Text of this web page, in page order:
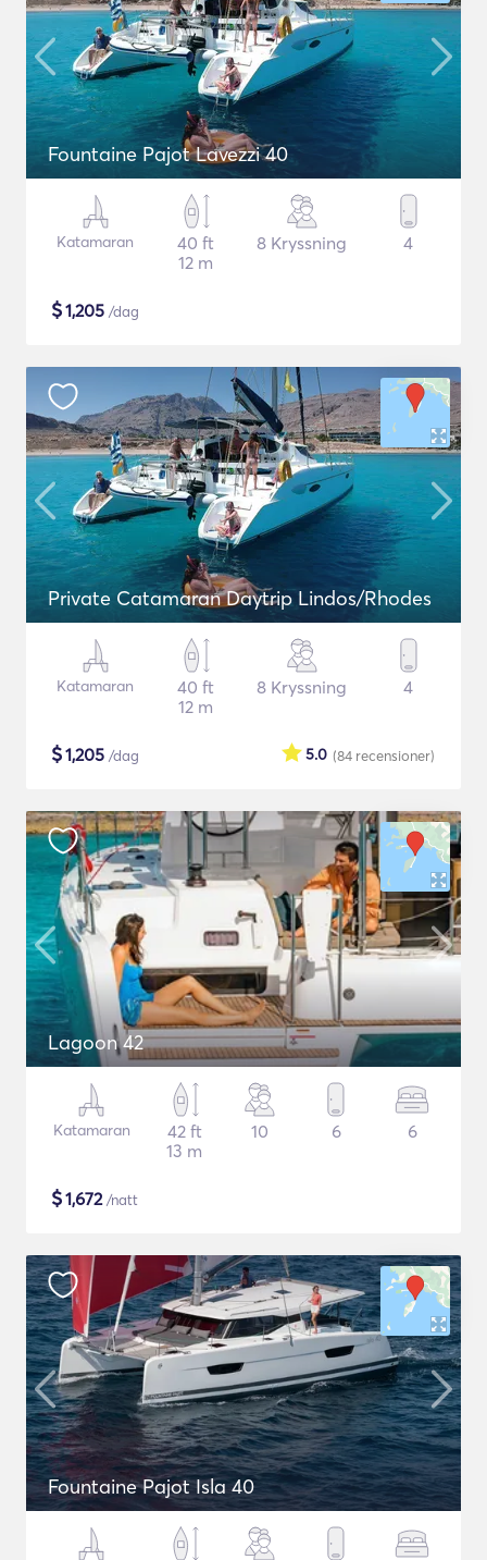
Fountaine Pajot Lavezzi 40
Katamaran
40 ft
12 m
8 Kryssning 4
$1,205 /dag
Private Catamaran Daytrip Lindos/Rhodes
Katamaran
40 ft
12 m
8 Kryssning 4
$1,205 /dag (84 recensioner)
5.0
Lagoon 42
Katamaran
42 ft
13 m
10 6 6
$1,672/natt
Fountaine Pajot Isla 40